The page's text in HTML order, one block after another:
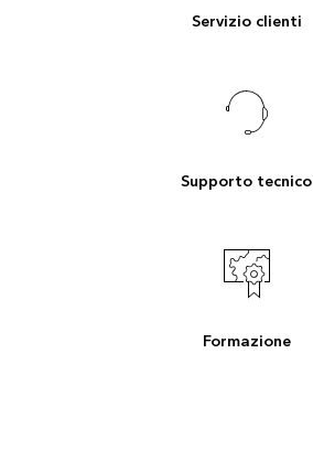
Servizio clienti
Supporto tecnico
Formazione